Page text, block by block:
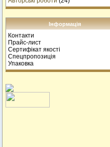
Інформація
Контакти
Прайс-лист
Сертифікат якості
Спецпропозиція
Упаковка